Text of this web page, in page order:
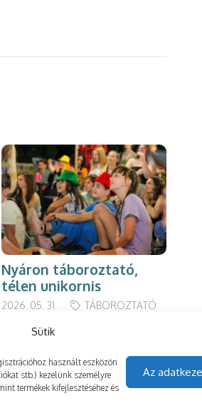
Sütik
használt eszközön
stb.) kezelünk személyre
termékek kifejlesztéséhez és
Az
Nyáron táboroztató,
télen unikornis
2026. 05. 31. TÁBOROZTATÓ